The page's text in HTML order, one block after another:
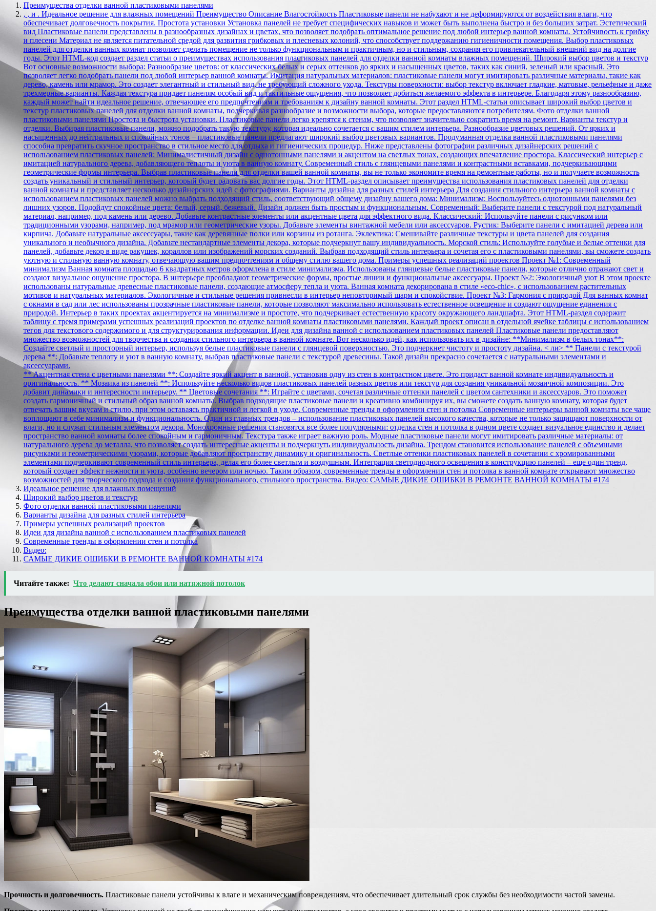
Преимущества отделки ванной пластиковыми панелями
, , и . Идеальное решение для влажных помещений Преимущество Описание Влагостойкость Пластиковые панели не набухают и не деформируются от воздействия влаги, что
обеспечивает долговечность покрытия. Простота установки Установка панелей не требует специфических навыков и может быть выполнена быстро и без больших затрат. Эстетический
вид Пластиковые панели представлены в разнообразных дизайнах и цветах, что позволяет подобрать оптимальное решение под любой интерьер ванной комнаты. Устойчивость к грибку
и плесени Материал не является питательной средой для развития грибковых и плесневых колоний, что способствует поддержанию гигиеничности помещения. Выбор пластиковых
панелей для отделки ванных комнат позволяет сделать помещение не только функциональным и практичным, но и стильным, сохраняя его привлекательный внешний вид на долгие
годы. Этот HTML-код создает раздел статьи о преимуществах использования пластиковых панелей для отделки ванной комнаты влажных помещений. Широкий выбор цветов и текстур
Вот основные возможности выбора: Разнообразие цветов: от классических белых и серых оттенков до ярких и насыщенных цветов, таких как синий, зеленый или красный. Это
позволяет легко подобрать панели под любой интерьер ванной комнаты. Имитация натуральных материалов: пластиковые панели могут имитировать различные материалы, такие как
дерево, камень или мрамор. Это создает элегантный и стильный вид, не требующий сложного ухода. Текстуры поверхности: выбор текстур включает гладкие, матовые, рельефные и даже
трехмерные варианты. Каждая текстура придает панелям особый вид и тактильные ощущения, что позволяет добиться желаемого эффекта в интерьере. Благодаря этому разнообразию,
каждый может найти идеальное решение, отвечающее его предпочтениям и требованиям к дизайну ванной комнаты. Этот раздел HTML-статьи описывает широкий выбор цветов и
текстур пластиковых панелей для отделки ванной комнаты, подчеркивая разнообразие и возможности выбора, которые предоставляются потребителям. Фото отделки ванной
пластиковыми панелями Простота и быстрота установки. Пластиковые панели легко крепятся к стенам, что позволяет значительно сократить время на ремонт. Варианты текстур и
отделки. Выбирая пластиковые панели, можно подобрать такую текстуру, которая идеально сочетается с вашим стилем интерьера. Разнообразие цветовых решений. От ярких и
насыщенных до нейтральных и спокойных тонов – пластиковые панели предлагают широкий выбор цветовых вариантов. Продуманная отделка ванной пластиковыми панелями
способна превратить скучное пространство в стильное место для отдыха и гигиенических процедур. Ниже представлены фотографии различных дизайнерских решений с
использованием пластиковых панелей: Минималистичный дизайн с однотонными панелями и акцентом на светлых тонах, создающих впечатление простора. Классический интерьер с
имитацией натурального дерева, добавляющего теплоты и уюта в ванную комнату. Современный стиль с глянцевыми панелями и контрастными вставками, подчеркивающими
геометрические формы интерьера. Выбрав пластиковые панели для отделки вашей ванной комнаты, вы не только экономите время на ремонтные работы, но и получаете возможность
создать уникальный и стильный интерьер, который будет радовать вас долгие годы. Этот HTML-раздел описывает преимущества использования пластиковых панелей для отделки
ванной комнаты и представляет несколько дизайнерских идей с фотографиями. Варианты дизайна для разных стилей интерьера Для создания стильного интерьера ванной комнаты с
использованием пластиковых панелей можно выбрать подходящий стиль, соответствующий общему дизайну вашего дома: Минимализм: Воспользуйтесь однотонными панелями без
лишних узоров. Подойдут спокойные цвета: белый, серый, бежевый. Дизайн должен быть простым и функциональным. Современный: Выберите панели с текстурой под натуральный
материал, например, под камень или дерево. Добавьте контрастные элементы или акцентные цвета для эффектного вида. Классический: Используйте панели с рисунком или
традиционными узорами, например, под мрамор или геометрические узоры. Добавьте элементы винтажной мебели или аксессуаров. Рустик: Выберите панели с имитацией дерева или
кирпича. Добавьте натуральные аксессуары, такие как деревянные полки или корзины из ротанга. Эклектика: Смешивайте различные текстуры и цвета панелей для создания
уникального и необычного дизайна. Добавьте нестандартные элементы декора, которые подчеркнут вашу индивидуальность. Морской стиль: Используйте голубые и белые оттенки для
панелей, добавьте декор в виде ракушек, кораллов или изображений морских созданий. Выбрав подходящий стиль интерьера и сочетая его с пластиковыми панелями, вы сможете создать
уютную и стильную ванную комнату, отвечающую вашим предпочтениям и общему стилю вашего дома. Примеры успешных реализаций проектов Проект №1: Современный
минимализм Ванная комната площадью 6 квадратных метров оформлена в стиле минимализма. Использованы глянцевые белые пластиковые панели, которые отлично отражают свет и
создают визуальное ощущение простора. В интерьере преобладают геометрические формы, простые линии и функциональные аксессуары. Проект №2: Экологичный уют В этом проекте
использованы натуральные древесные пластиковые панели, создающие атмосферу тепла и уюта. Ванная комната декорирована в стиле «eco-chic», с использованием растительных
мотивов и натуральных материалов. Экологичные и стильные решения привнесли в интерьер неповторимый шарм и спокойствие. Проект №3: Гармония с природой Для ванных комнат
с окнами в сад или лес использованы прозрачные пластиковые панели, которые позволяют максимально использовать естественное освещение и создают ощущение единения с
природой. Интерьер в таких проектах акцентируется на минимализме и простоте, что подчеркивает естественную красоту окружающего ландшафта. Этот HTML-раздел содержит
таблицу с тремя примерами успешных реализаций проектов по отделке ванной комнаты пластиковыми панелями. Каждый проект описан в отдельной ячейке таблицы с использованием
тегов для текстового содержимого и для структурирования информации. Идеи для дизайна ванной с использованием пластиковых панелей Пластиковые панели предоставляют
множество возможностей для творчества и создания стильного интерьера в ванной комнате. Вот несколько идей, как использовать их в дизайне: **Минимализм в белых тонах**:
Создайте светлый и просторный интерьер, используя белые пластиковые панели с глянцевой поверхностью. Это подчеркнет чистоту и простоту дизайна. < ли> ** Панели с текстурой
дерева **: Добавьте теплоту и уют в ванную комнату, выбрав пластиковые панели с текстурой древесины. Такой дизайн прекрасно сочетается с натуральными элементами и
аксессуарами.
** Акцентная стена с цветными панелями **: Создайте яркий акцент в ванной, установив одну из стен в контрастном цвете. Это придаст ванной комнате индивидуальность и
оригинальность. ** Мозаика из панелей **: Используйте несколько видов пластиковых панелей разных цветов или текстур для создания уникальной мозаичной композиции. Это
добавит динамики и интересности интерьеру. ** Цветовые сочетания **: Играйте с цветами, сочетая различные оттенки панелей с цветом сантехники и аксессуаров. Это поможет
создать гармоничный и стильный образ ванной комнаты. Выбрав подходящие пластиковые панели и креативно комбинируя их, вы сможете создать ванную комнату, которая будет
отвечать вашим вкусам и стилю, при этом оставаясь практичной и легкой в уходе. Современные тренды в оформлении стен и потолка Современные интерьеры ванной комнаты все чаще
воплощают в себе минимализм и функциональность. Один из главных трендов – использование пластиковых панелей высокого качества, которые не только защищают поверхности от
влаги, но и служат стильным элементом декора. Монохромные решения становятся все более популярными: отделка стен и потолка в одном цвете создает визуальное единство и делает
пространство ванной комнаты более спокойным и гармоничным. Текстура также играет важную роль. Модные пластиковые панели могут имитировать различные материалы: от
натурального дерева до металла, что позволяет создать интересные акценты и подчеркнуть индивидуальность дизайна. Трендом становится использование панелей с объемными
рисунками и геометрическими узорами, которые добавляют пространству динамику и оригинальность. Светлые оттенки пластиковых панелей в сочетании с хромированными
элементами подчеркивают современный стиль интерьера, делая его более светлым и воздушным. Интеграция светодиодного освещения в конструкцию панелей – еще один тренд,
который создает эффект нежности и уюта, особенно вечером или ночью. Таким образом, современные тренды в оформлении стен и потолка в ванной комнате открывают множество
возможностей для творческого подхода и создания функционального, стильного пространства. Видео: САМЫЕ ДИКИЕ ОШИБКИ В РЕМОНТЕ ВАННОЙ КОМНАТЫ #174
Идеальное решение для влажных помещений
Широкий выбор цветов и текстур
Фото отделки ванной пластиковыми панелями
Варианты дизайна для разных стилей интерьера
Примеры успешных реализаций проектов
Идеи для дизайна ванной с использованием пластиковых панелей
Современные тренды в оформлении стен и потолка
Видео:
САМЫЕ ДИКИЕ ОШИБКИ В РЕМОНТЕ ВАННОЙ КОМНАТЫ #174
Читайте также: Что делают сначала обои или натяжной потолок
Преимущества отделки ванной пластиковыми панелями
Прочность и долговечность. Пластиковые панели устойчивы к влаге и механическим повреждениям, что обеспечивает длительный срок службы без необходимости частой замены.